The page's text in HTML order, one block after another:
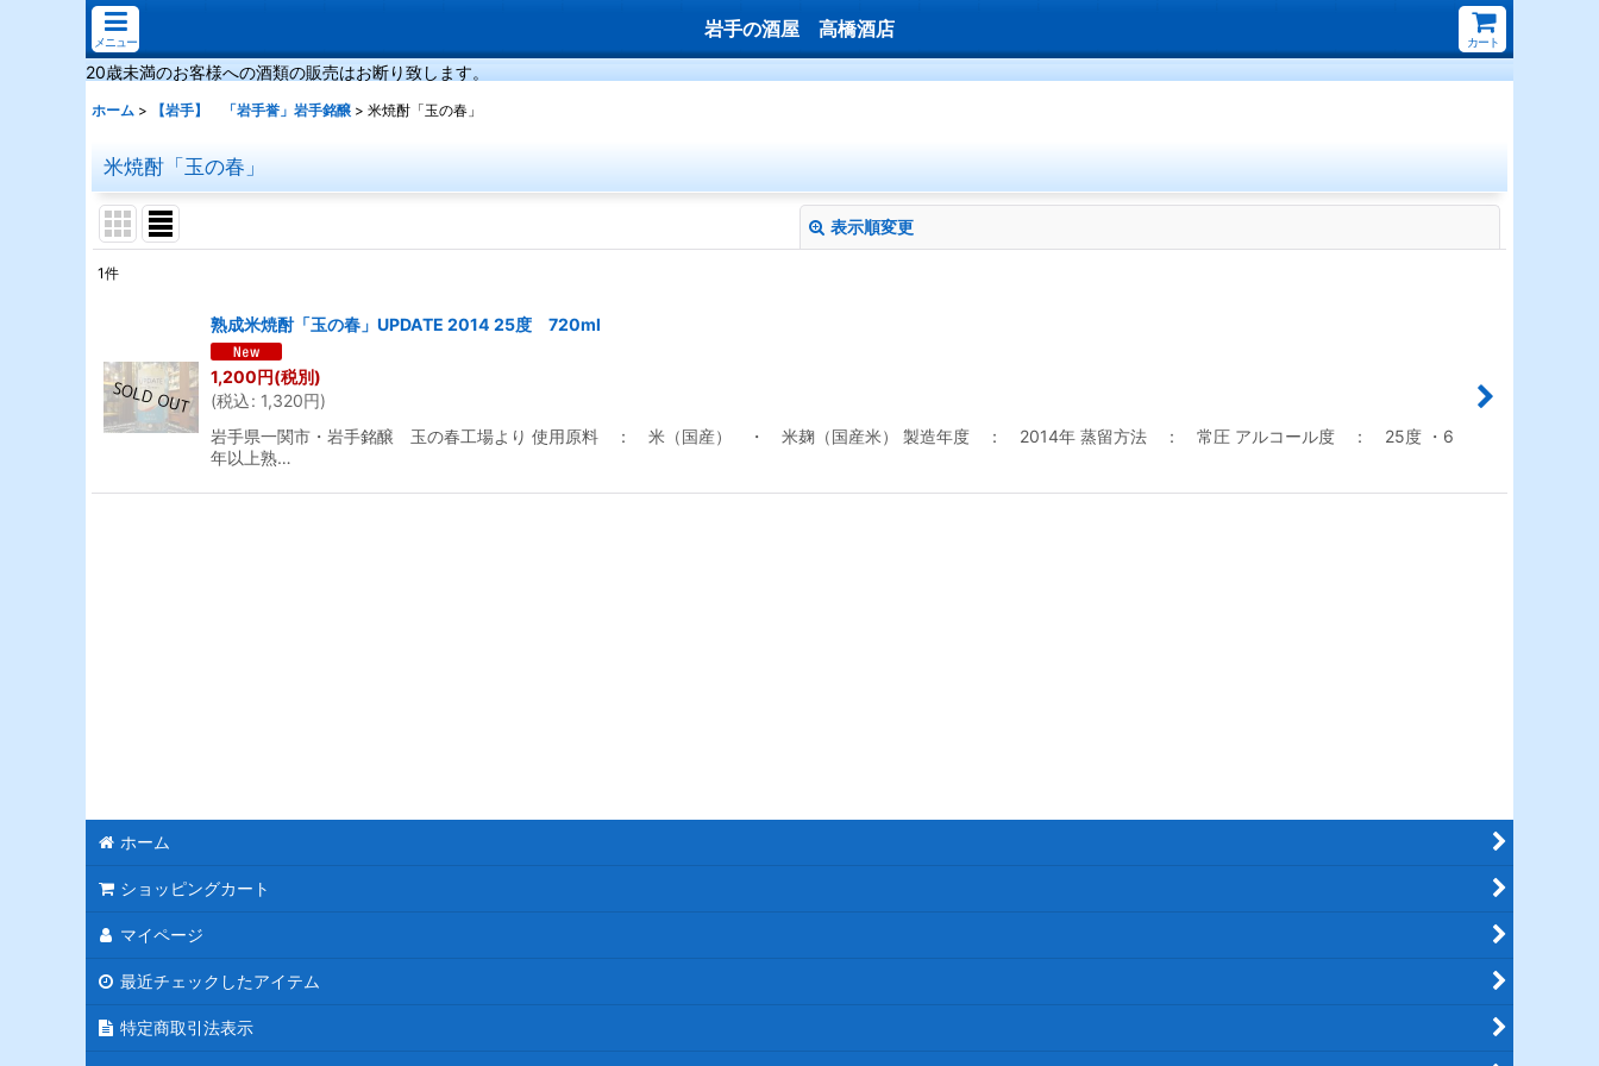
メニュー
岩手の酒屋 高橋酒店
カート
20歳未満のお客様への酒類の販売はお断り致します。
ホーム > 【岩手】 「岩手誉」岩手銘醸 > 米焼酎「玉の春」
米焼酎「玉の春」
表示順変更
並び順:
絞り込む
1件
熟成米焼酎「玉の春」UPDATE 2014 25度 720ml
1,200円(税別)
(税込: 1,320円)
岩手県一関市・岩手銘醸 玉の春工場より 使用原料 ： 米（国産） ・ 米麹（国産米） 製造年度 ： 2014年 蒸留方法 ： 常圧 アルコール度 ： 25度 ・6
年以上熟…
ホーム
ショッピングカート
マイページ
最近チェックしたアイテム
特定商取引法表示